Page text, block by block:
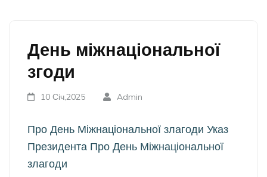
День міжнаціональної
згоди
10 Січ,2025 Admin
Про День Міжнаціональної злагоди Указ
Президента Про День Міжнаціональної
злагоди